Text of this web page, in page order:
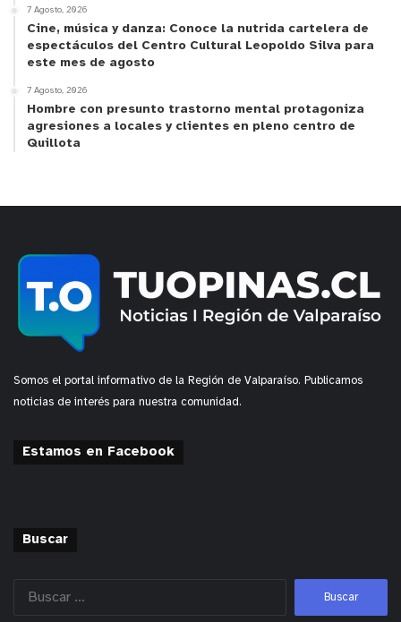
7 Agosto, 2026
Cine, música y danza: Conoce la nutrida cartelera de
espectáculos del Centro Cultural Leopoldo Silva para
este mes de agosto
7 Agosto, 2026
Hombre con presunto trastorno mental protagoniza
agresiones a locales y clientes en pleno centro de
Quillota
Somos el portal informativo de la Región de Valparaíso. Publicamos
noticias de interés para nuestra comunidad.
Estamos en Facebook
Buscar